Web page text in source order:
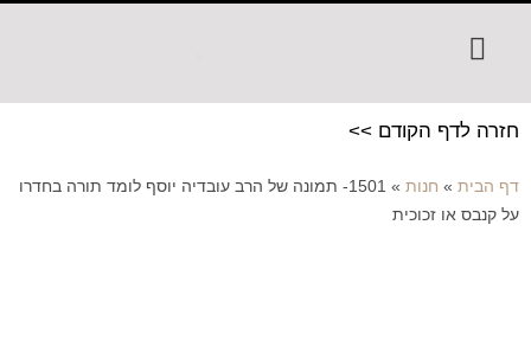
חזרה לדף הקודם >>
דף הבית » חנות »
1501- תמונה של הרב עובדיה יוסף לומד תורה בחדרו
על קנבס או זכוכית